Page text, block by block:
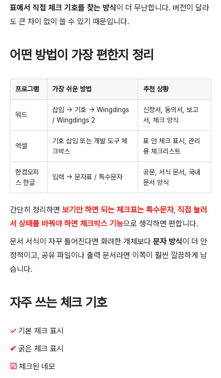
표에서 직접 체크 기호를 찾는 방식이 더 무난합니다. 버전이 달라
도 큰 차이 없이 쓸 수 있기 때문입니다.
어떤 방법이 가장 편한지 정리
프로그램 가장 쉬운 방법 추천 상황
워드
삽입 → 기호 → Wingdings
/ Wingdings 2
신청서, 동의서, 보고
서, 체크 양식
엑셀
기호 삽입 또는 개발 도구 체
크박스
표 안 체크 표시, 관리
용 체크리스트
한컴오피
스 한글
입력 → 문자표 / 특수문자
공문, 서식 문서, 국내
문서 양식
간단히 정리하면 보기만 하면 되는 체크표는 특수문자, 직접 눌러
서 상태를 바꿔야 하면 체크박스 기능으로 생각하면 편합니다.
문서 서식이 자꾸 틀어진다면 화려한 개체보다 문자 방식이 더 안
정적이고, 공유 파일이나 출력 문서라면 이쪽이 훨씬 깔끔하게 남
습니다.
자주 쓰는 체크 기호
✓ 기본 체크 표시
✔ 굵은 체크 표시
☑ 체크된 네모